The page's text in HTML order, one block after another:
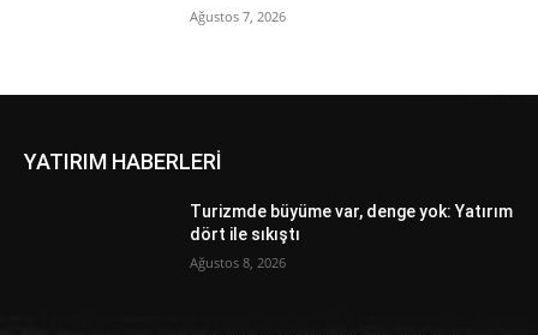
Ağustos 7, 2026
YATIRIM HABERLERİ
Turizmde büyüme var, denge yok: Yatırım
dört ile sıkıştı
Ağustos 8, 2026